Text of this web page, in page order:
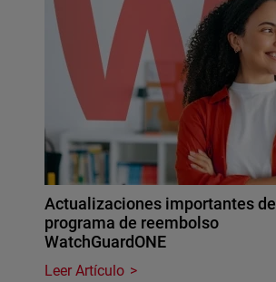
Actualizaciones importantes del
programa de reembolso
WatchGuardONE
Leer Artículo